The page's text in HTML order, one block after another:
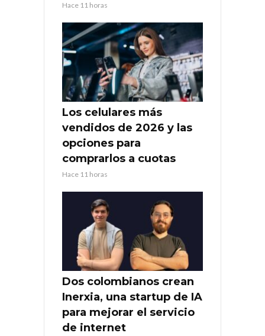
Hace 11 horas
Los celulares más
vendidos de 2026 y las
opciones para
comprarlos a cuotas
Hace 11 horas
Dos colombianos crean
Inerxia, una startup de IA
para mejorar el servicio
de internet